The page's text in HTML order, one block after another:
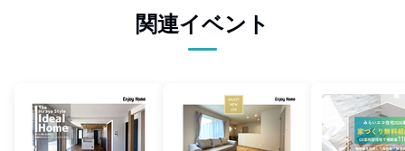
関連イベント